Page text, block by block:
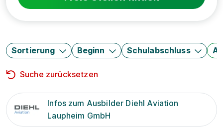
Sortierung Beginn Schulabschluss
Suche zurücksetzen
Infos zum Ausbilder Diehl Aviation
Laupheim GmbH